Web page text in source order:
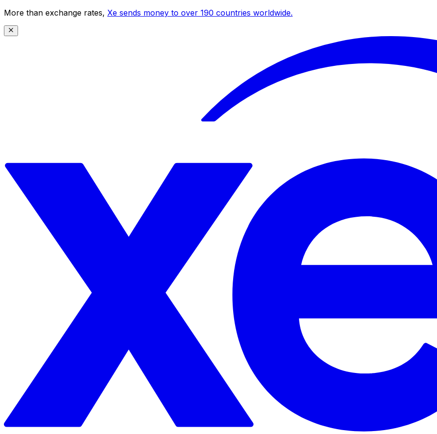
More than exchange rates, Xe sends money to over 190 countries worldwide.